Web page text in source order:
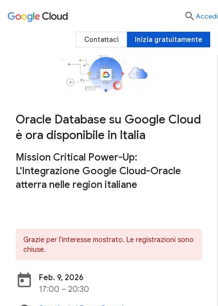
Oracle Database su Google Cloud
è ora disponibile in Italia
Mission Critical Power-Up:
L'Integrazione Google Cloud-Oracle
atterra nelle region italiane
Grazie per l'interesse mostrato. Le registrazioni sono
chiuse.
today
Feb. 9, 2026
17:00 – 20:30
 Accedi
Inizia gratuitamente
Contattaci